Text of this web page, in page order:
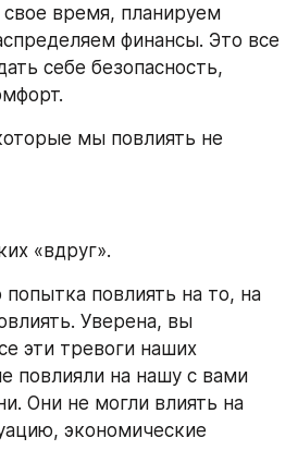
время, планируем
финансы. Это все
себе безопасность,
мы повлиять не
«вдруг».
повлиять на то, на
Уверена, вы
эти тревоги наших
повлияли на нашу с вами
Они не могли влиять на
экономические